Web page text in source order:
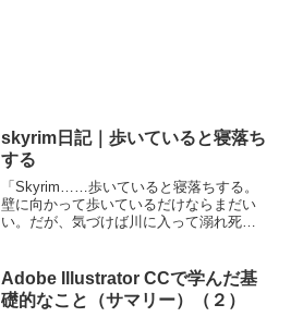
skyrim日記｜歩いていると寝落ち
する
「Skyrim……歩いていると寝落ちする。
壁に向かって歩いているだけならまだい
い。だが、気づけば川に入って溺れ死
に慣れると、普通のゲームが物足りなく
なる。もしかすると人...
Adobe Illustrator CCで学んだ基
礎的なこと（サマリー）（２）